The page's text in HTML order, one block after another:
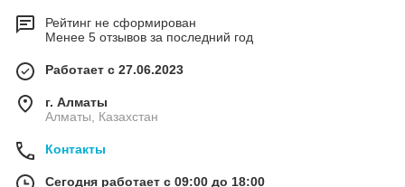
Рейтинг не сформирован
Менее 5 отзывов за последний год
Работает с 27.06.2023
г. Алматы
Алматы, Казахстан
Контакты
Сегодня работает с 09:00 до 18:00